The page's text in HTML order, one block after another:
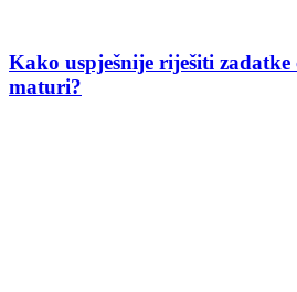
Kako uspješnije riješiti
maturi?